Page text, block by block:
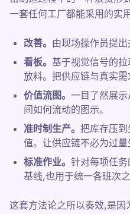
一套任何工厂都能采用的实
改善。 由现场操作员提出
看板。 基于视觉信号的
放料。把供应链与真实需
价值流图。 一目了然展
间如何流动的图示。
准时制生产。 把库存压
值。让供应链不必为过量
标准作业。 针对每项任
基线,也用于统一各班次之
这套方法论之所以奏效,是